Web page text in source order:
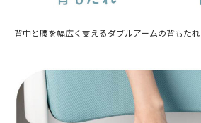
背中と腰を幅広く支えるダブルアームの背もたれ